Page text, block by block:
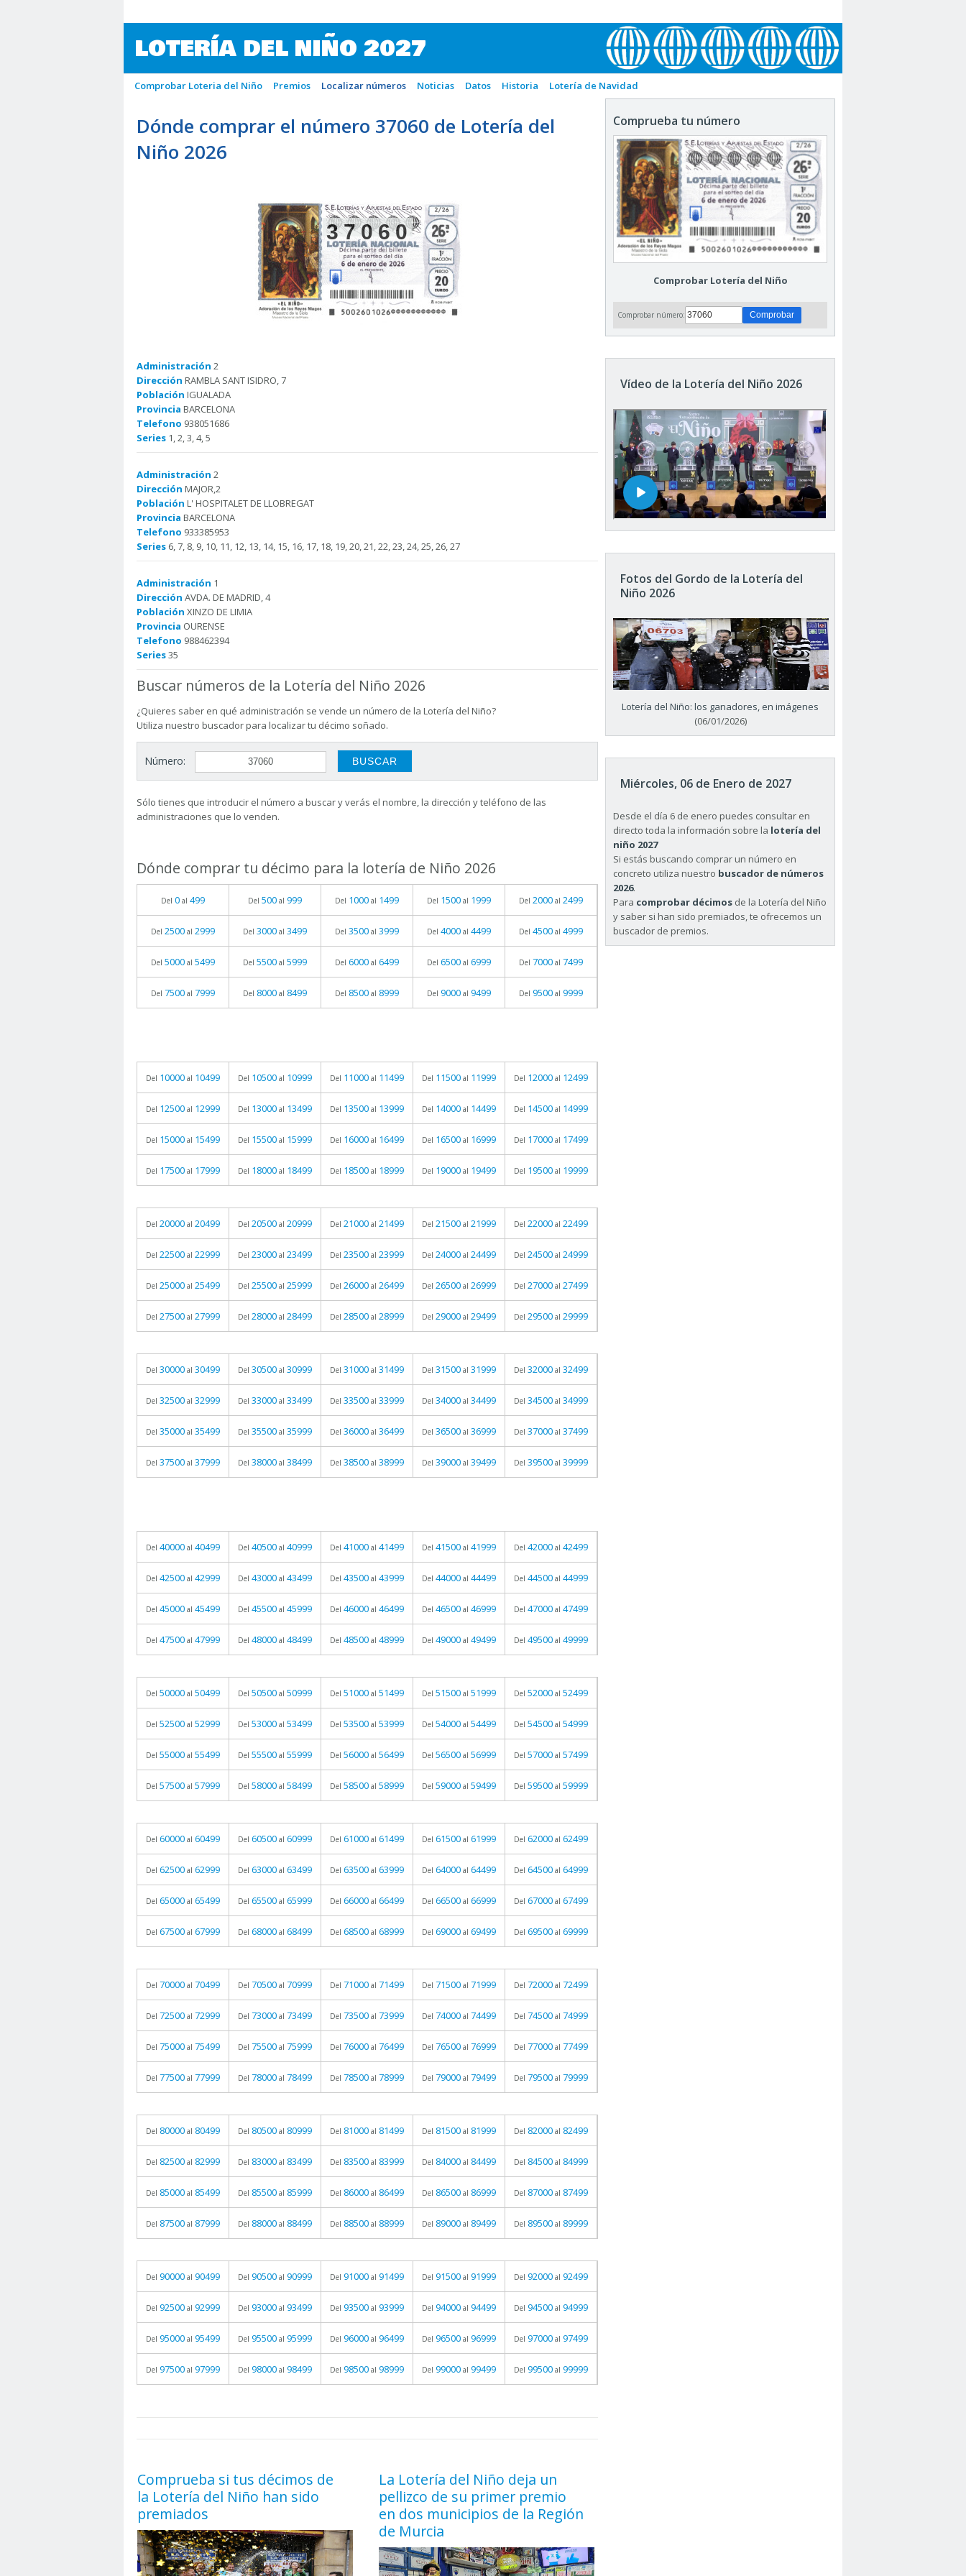
LOTERÍA DEL NIÑO 2027
Comprobar Loteria del Niño Premios Localizar números Noticias Datos Historia Lotería de Navidad
Dónde comprar el número 37060 de Lotería del
Niño 2026
37060
Administración 2
Dirección RAMBLA SANT ISIDRO, 7
Población IGUALADA
Provincia BARCELONA
Telefono 938051686
Series 1, 2, 3, 4, 5
Administración 2
Dirección MAJOR,2
Población L' HOSPITALET DE LLOBREGAT
Provincia BARCELONA
Telefono 933385953
Series 6, 7, 8, 9, 10, 11, 12, 13, 14, 15, 16, 17, 18, 19, 20, 21, 22, 23, 24, 25, 26, 27
Administración 1
Dirección AVDA. DE MADRID, 4
Población XINZO DE LIMIA
Provincia OURENSE
Telefono 988462394
Series35
Buscar números de la Lotería del Niño 2026
¿Quieres saber en qué administración se vende un número de la Lotería del Niño?
Utiliza nuestro buscador para localizar tu décimo soñado.
Número:
Sólo tienes que introducir el número a buscar y verás el nombre, la dirección y teléfono de las
administraciones que lo venden.
Dónde comprar tu décimo para la lotería de Niño 2026
Del 0 al 499 Del 500 al 999 Del 1000 al 1499 Del 1500 al 1999 Del 2000 al 2499
Del 2500 al 2999 Del 3000 al 3499 Del 3500 al 3999 Del 4000 al 4499 Del 4500 al 4999
Del 5000 al 5499 Del 5500 al 5999 Del 6000 al 6499 Del 6500 al 6999 Del 7000 al 7499
Del 7500 al 7999 Del 8000 al 8499 Del 8500 al 8999 Del 9000 al 9499 Del 9500 al 9999
Del 10000 al 10499 Del 10500 al 10999 Del 11000 al 11499 Del 11500 al 11999 Del 12000 al 12499
Del 12500 al 12999 Del 13000 al 13499 Del 13500 al 13999 Del 14000 al 14499 Del 14500 al 14999
Del 15000 al 15499 Del 15500 al 15999 Del 16000 al 16499 Del 16500 al 16999 Del 17000 al 17499
Del 17500 al 17999 Del 18000 al 18499 Del 18500 al 18999 Del 19000 al 19499 Del 19500 al 19999
Del 20000 al 20499 Del 20500 al 20999 Del 21000 al 21499 Del 21500 al 21999 Del 22000 al 22499
Del 22500 al 22999 Del 23000 al 23499 Del 23500 al 23999 Del 24000 al 24499 Del 24500 al 24999
Del 25000 al 25499 Del 25500 al 25999 Del 26000 al 26499 Del 26500 al 26999 Del 27000 al 27499
Del 27500 al 27999 Del 28000 al 28499 Del 28500 al 28999 Del 29000 al 29499 Del 29500 al 29999
Del 30000 al 30499 Del 30500 al 30999 Del 31000 al 31499 Del 31500 al 31999 Del 32000 al 32499
Del 32500 al 32999 Del 33000 al 33499 Del 33500 al 33999 Del 34000 al 34499 Del 34500 al 34999
Del 35000 al 35499 Del 35500 al 35999 Del 36000 al 36499 Del 36500 al 36999 Del 37000 al 37499
Del 37500 al 37999 Del 38000 al 38499 Del 38500 al 38999 Del 39000 al 39499 Del 39500 al 39999
Del 40000 al 40499 Del 40500 al 40999 Del 41000 al 41499 Del 41500 al 41999 Del 42000 al 42499
Del 42500 al 42999 Del 43000 al 43499 Del 43500 al 43999 Del 44000 al 44499 Del 44500 al 44999
Del 45000 al 45499 Del 45500 al 45999 Del 46000 al 46499 Del 46500 al 46999 Del 47000 al 47499
Del 47500 al 47999 Del 48000 al 48499 Del 48500 al 48999 Del 49000 al 49499 Del 49500 al 49999
Del 50000 al 50499 Del 50500 al 50999 Del 51000 al 51499 Del 51500 al 51999 Del 52000 al 52499
Del 52500 al 52999 Del 53000 al 53499 Del 53500 al 53999 Del 54000 al 54499 Del 54500 al 54999
Del 55000 al 55499 Del 55500 al 55999 Del 56000 al 56499 Del 56500 al 56999 Del 57000 al 57499
Del 57500 al 57999 Del 58000 al 58499 Del 58500 al 58999 Del 59000 al 59499 Del 59500 al 59999
Del 60000 al 60499 Del 60500 al 60999 Del 61000 al 61499 Del 61500 al 61999 Del 62000 al 62499
Del 62500 al 62999 Del 63000 al 63499 Del 63500 al 63999 Del 64000 al 64499 Del 64500 al 64999
Del 65000 al 65499 Del 65500 al 65999 Del 66000 al 66499 Del 66500 al 66999 Del 67000 al 67499
Del 67500 al 67999 Del 68000 al 68499 Del 68500 al 68999 Del 69000 al 69499 Del 69500 al 69999
Del 70000 al 70499 Del 70500 al 70999 Del 71000 al 71499 Del 71500 al 71999 Del 72000 al 72499
Del 72500 al 72999 Del 73000 al 73499 Del 73500 al 73999 Del 74000 al 74499 Del 74500 al 74999
Del 75000 al 75499 Del 75500 al 75999 Del 76000 al 76499 Del 76500 al 76999 Del 77000 al 77499
Del 77500 al 77999 Del 78000 al 78499 Del 78500 al 78999 Del 79000 al 79499 Del 79500 al 79999
Del 80000 al 80499 Del 80500 al 80999 Del 81000 al 81499 Del 81500 al 81999 Del 82000 al 82499
Del 82500 al 82999 Del 83000 al 83499 Del 83500 al 83999 Del 84000 al 84499 Del 84500 al 84999
Del 85000 al 85499 Del 85500 al 85999 Del 86000 al 86499 Del 86500 al 86999 Del 87000 al 87499
Del 87500 al 87999 Del 88000 al 88499 Del 88500 al 88999 Del 89000 al 89499 Del 89500 al 89999
Del 90000 al 90499 Del 90500 al 90999 Del 91000 al 91499 Del 91500 al 91999 Del 92000 al 92499
Del 92500 al 92999 Del 93000 al 93499 Del 93500 al 93999 Del 94000 al 94499 Del 94500 al 94999
Del 95000 al 95499 Del 95500 al 95999 Del 96000 al 96499 Del 96500 al 96999 Del 97000 al 97499
Del 97500 al 97999 Del 98000 al 98499 Del 98500 al 98999 Del 99000 al 99499 Del 99500 al 99999
Comprueba si tus décimos de
la Lotería del Niño han sido
premiados
La Lotería del Niño deja un
pellizco de su primer premio
en dos municipios de la Región
de Murcia
Comprueba tu número
Comprobar Lotería del Niño
Comprobar número:
Vídeo de la Lotería del Niño 2026
Fotos del Gordo de la Lotería del
Niño 2026
Lotería del Niño: los ganadores, en imágenes
(06/01/2026)
Miércoles, 06 de Enero de 2027
Desde el día 6 de enero puedes consultar en
directo toda la información sobre la lotería del
niño 2027
Si estás buscando comprar un número en
concreto utiliza nuestro buscador de números
2026.
Para comprobar décimos de la Lotería del Niño
y saber si han sido premiados, te ofrecemos un
buscador de premios.